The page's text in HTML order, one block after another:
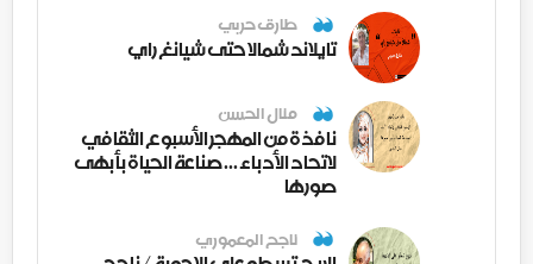
طارق حربي
تايلاند شمالا حتى شيانغ راي
منال الحسن
نافذة من المهجر الأسبوع الثقافي
لاتحاد الأدباء ... صناعة الحياة بأبهى
صورها
ناجح المعموري